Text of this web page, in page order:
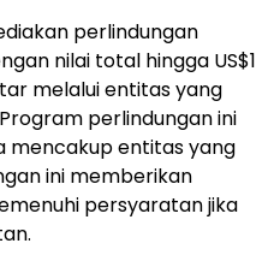
perlindungan
nilai total hingga US$1
melalui entitas yang
perlindungan ini
mencakup entitas yang
ini memberikan
persyaratan jika